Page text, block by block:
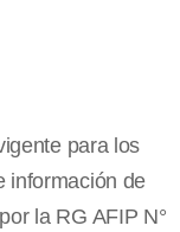
para los
información de
la RG AFIP N°